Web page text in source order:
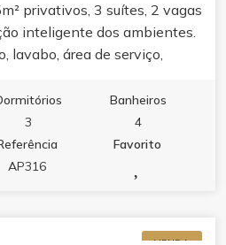
privativos, 3 suítes, 2 vagas
inteligente dos ambientes.
lavabo, área de serviço,
entrega porcelanato,
móveis planejados, armários
Destaques: banheira
com senha na porta de
adulto e infantil,
3
Banheiros
4
AP316
Favorito